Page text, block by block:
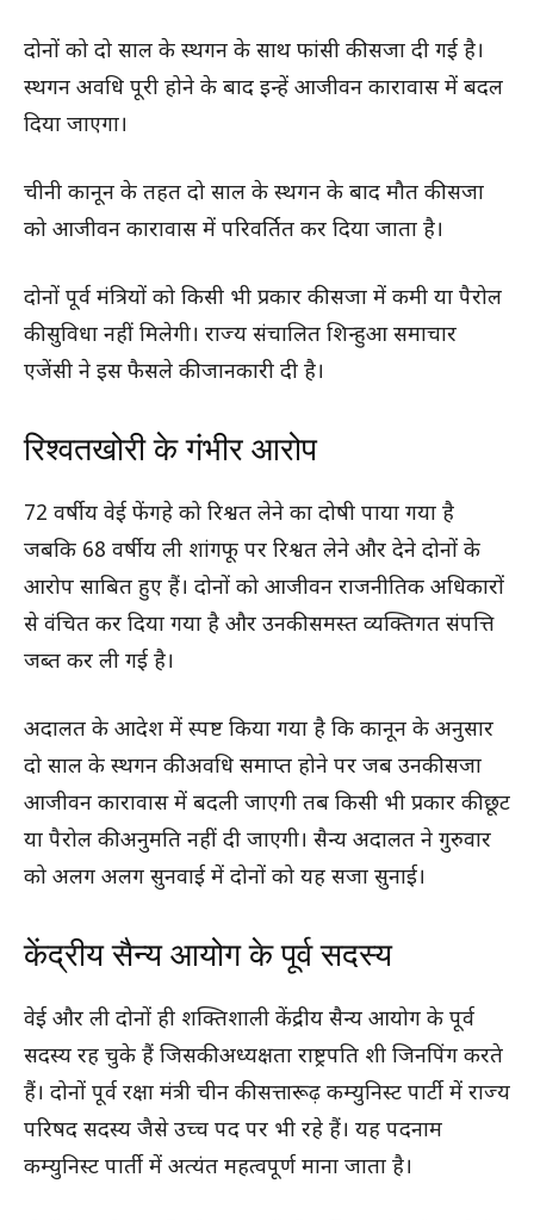
दोनों को दो साल के स्थगन के साथ फांसी की सजा दी गई है।
स्थगन अवधि पूरी होने के बाद इन्हें आजीवन कारावास में बदल
दिया जाएगा।
चीनी कानून के तहत दो साल के स्थगन के बाद मौत की सजा
को आजीवन कारावास में परिवर्तित कर दिया जाता है।
दोनों पूर्व मंत्रियों को किसी भी प्रकार की सजा में कमी या पैरोल
की सुविधा नहीं मिलेगी। राज्य संचालित शिन्हुआ समाचार
एजेंसी ने इस फैसले की जानकारी दी है।
रिश्वतखोरी के गंभीर आरोप
72 वर्षीय वेई फेंगहे को रिश्वत लेने का दोषी पाया गया है
जबकि 68 वर्षीय ली शांगफू पर रिश्वत लेने और देने दोनों के
आरोप साबित हुए हैं। दोनों को आजीवन राजनीतिक अधिकारों
से वंचित कर दिया गया है और उनकी समस्त व्यक्तिगत संपत्ति
जब्त कर ली गई है।
अदालत के आदेश में स्पष्ट किया गया है कि कानून के अनुसार
दो साल के स्थगन की अवधि समाप्त होने पर जब उनकी सजा
आजीवन कारावास में बदली जाएगी तब किसी भी प्रकार की छूट
या पैरोल की अनुमति नहीं दी जाएगी। सैन्य अदालत ने गुरुवार
को अलग अलग सुनवाई में दोनों को यह सजा सुनाई।
केंद्रीय सैन्य आयोग के पूर्व सदस्य
वेई और ली दोनों ही शक्तिशाली केंद्रीय सैन्य आयोग के पूर्व
सदस्य रह चुके हैं जिसकी अध्यक्षता राष्ट्रपति शी जिनपिंग करते
हैं। दोनों पूर्व रक्षा मंत्री चीन की सत्तारूढ़ कम्युनिस्ट पार्टी में राज्य
परिषद सदस्य जैसे उच्च पद पर भी रहे हैं। यह पदनाम
कम्युनिस्ट पार्ती में अत्यंत महत्वपूर्ण माना जाता है।